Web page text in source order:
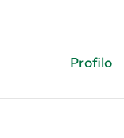
Profilo